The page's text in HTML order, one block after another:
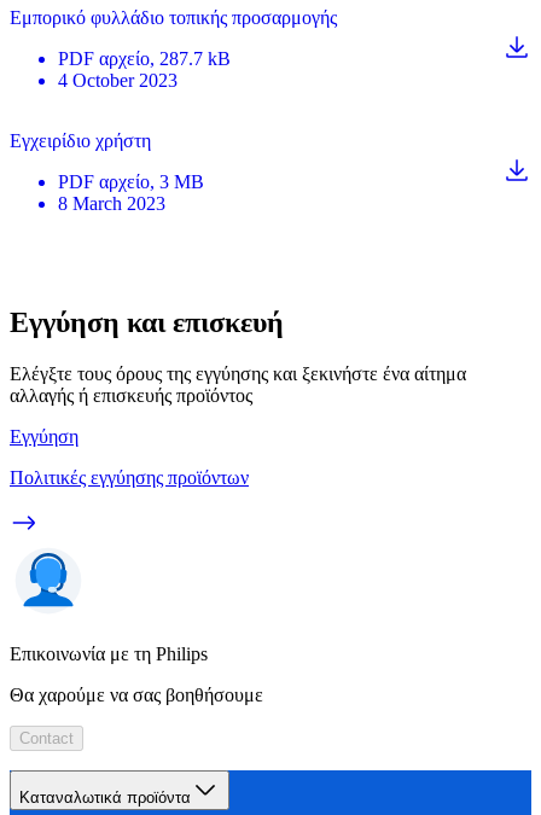
Εμπορικό φυλλάδιο τοπικής προσαρμογής
PDF αρχείο, 287.7 kB
4 October 2023
Εγχειρίδιο χρήστη
PDF αρχείο, 3 MB
8 March 2023
Εγγύηση και επισκευή
Ελέγξτε τους όρους της εγγύησης και ξεκινήστε ένα αίτημα
αλλαγής ή επισκευής προϊόντος
Εγγύηση
Πολιτικές εγγύησης προϊόντων
Επικοινωνία με τη Philips
Θα χαρούμε να σας βοηθήσουμε
Contact
Καταναλωτικά προϊόντα